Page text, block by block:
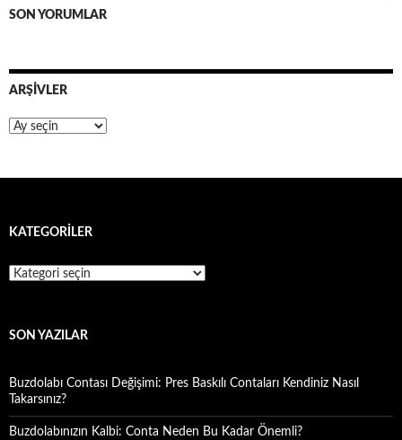
SON YORUMLAR
ARŞIVLER
Arşivler
KATEGORILER
Kategoriler
SON YAZILAR
Buzdolabı Contası Değişimi: Pres Baskılı Contaları Kendiniz Nasıl
Takarsınız?
Buzdolabınızın Kalbi: Conta Neden Bu Kadar Önemli?